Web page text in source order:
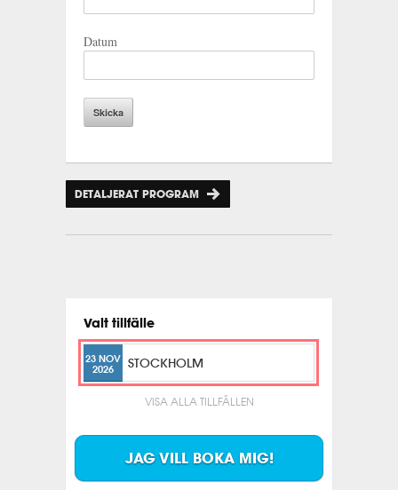
Datum
DETALJERAT PROGRAM
Valt tillfälle
23 NOV
2026
STOCKHOLM
VISA ALLA TILLFÄLLEN
JAG VILL BOKA MIG!